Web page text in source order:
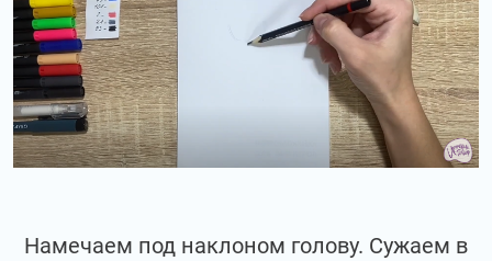
Намечаем под наклоном голову. Сужаем в